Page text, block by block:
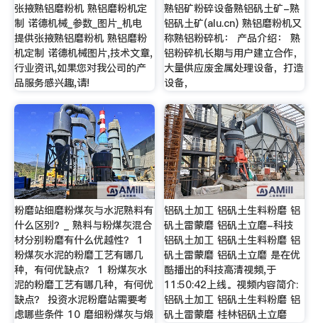
张掖熟铝磨粉机 熟铝磨粉机定
制 诺德机械_参数_图片_机电
提供张掖熟铝磨粉机 熟铝磨粉
机定制 诺德机械图片,技术文章,
行业资讯,如果您对我公司的产
品服务感兴趣,请!
熟铝矿粉碎设备熟铝矾土矿-熟
铝矾土矿(alu.cn) 熟铝磨粉机又
称熟铝粉碎机： 产品介绍： 熟
铝粉碎机长期与用户建立合作，
大量供应废金属处理设备，打造
设备，
粉磨站细磨粉煤灰与水泥熟料有
什么区别？_ 熟料与粉煤灰混合
材分别粉磨有什么优越性？ 1
粉煤灰水泥的粉磨工艺有哪几
种，有何优缺点？ 1 粉煤灰水
泥的粉磨工艺有哪几种，有何优
缺点？ 投资水泥粉磨站需要考
虑哪些条件 10 磨细粉煤灰与煅
铝矾土加工 铝矾土生料粉磨 铝
矾土雷蒙磨 铝矾土立磨-科技
铝矾土加工 铝矾土生料粉磨 铝
矾土雷蒙磨 铝矾土立磨 是在优
酷播出的科技高清视频,于
11:50:42上线。视频内容简介:
铝矾土加工 铝矾土生料粉磨 铝
矾土雷蒙磨 桂林铝矾土立磨